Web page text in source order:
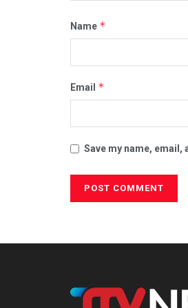
Name *
Email *
Save my name,